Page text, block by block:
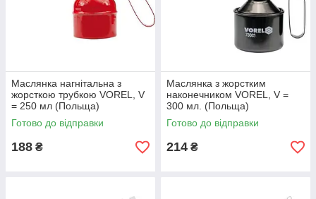
Маслянка нагнітальна з
жорсткою трубкою VOREL, V
= 250 мл (Польща)
Готово до відправки
188 ₴
Маслянка з жорстким
наконечником VOREL, V =
300 мл. (Польща)
Готово до відправки
214 ₴